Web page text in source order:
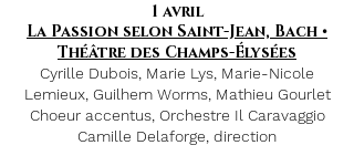
1 avril
La Passion selon Saint-Jean, Bach •
Théâtre des Champs-Élysées
Cyrille Dubois, Marie Lys, Marie-Nicole
Lemieux, Guilhem Worms, Mathieu Gourlet
Choeur accentus, Orchestre Il Caravaggio
Camille Delaforge, direction